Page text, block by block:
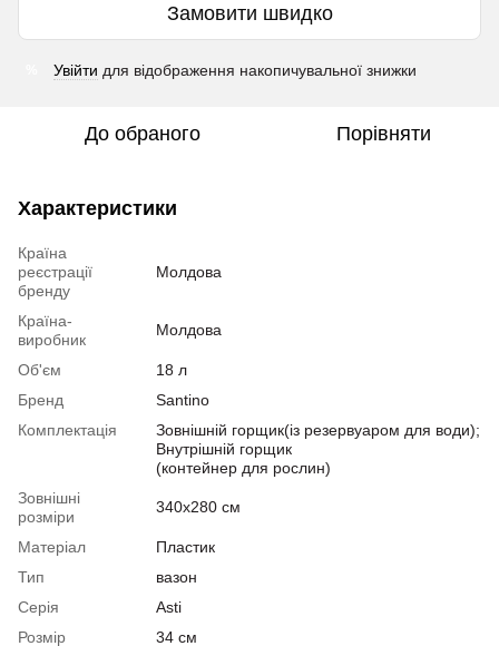
Замовити швидко
Увійти для відображення накопичувальної знижки
До обраного Порівняти
Характеристики
Країна
реєстрації
бренду
Молдова
Країна-
виробник
Молдова
Об'єм
18 л
Бренд
Santino
Комплектація
Зовнішній горщик(із резервуаром для води);
Внутрішній горщик
(контейнер для рослин)
Зовнішні
розміри
340х280 см
Матеріал
Пластик
Тип
вазон
Серія
Asti
Розмір
34 см